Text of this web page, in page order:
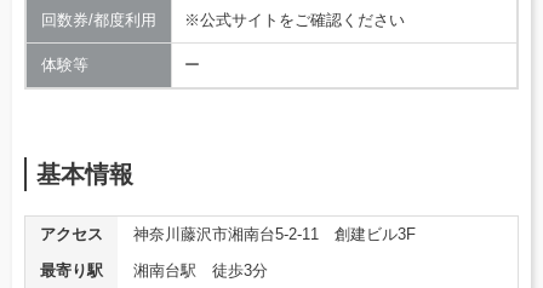
回数券/都度利用 ※公式サイトをご確認ください
体験等 ー
基本情報
アクセス
神奈川藤沢市湘南台5-2-11 創建ビル3F
最寄り駅
湘南台駅 徒歩3分